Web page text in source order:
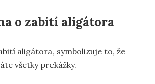
o zabití aligátora
aligátora, symbolizuje to, že
všetky prekážky.